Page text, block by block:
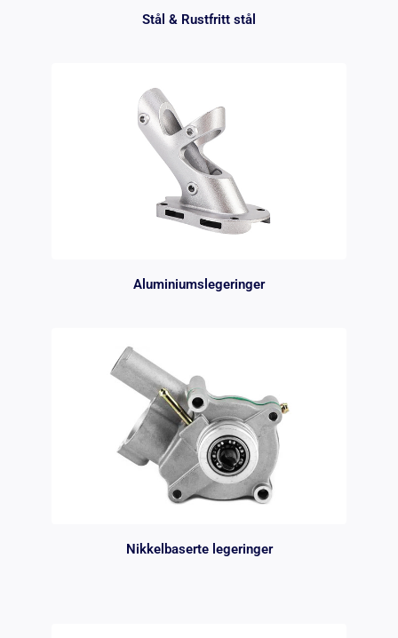
Stål & Rustfritt stål
Aluminiumslegeringer
Nikkelbaserte legeringer